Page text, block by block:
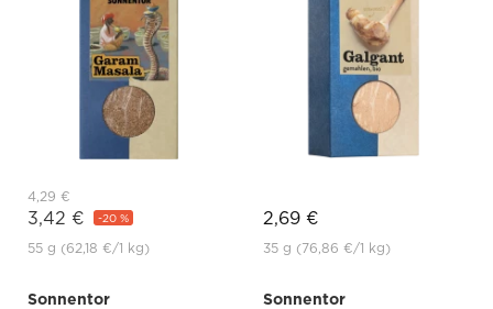
4,29 €
3,42 € -20 %
55 g (62,18 €/1 kg)
2,69 €
35 g (76,86 €/1 kg)
Sonnentor
Sonnentor